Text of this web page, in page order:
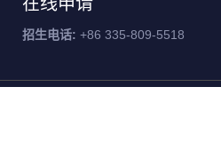
招生电话: +86 335-809-5518